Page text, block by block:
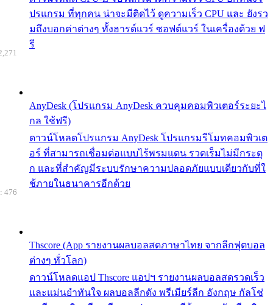
ปรแกรม ที่ทุกคน น่าจะมีติดไว้ ดูความเร็ว CPU และ ยังรว
มถึงบอกค่าต่างๆ ทั้งฮารด์แวร์ ซอฟต์แวร์ ในเครื่องด้วย ฟ
รี
AnyDesk (โปรแกรม AnyDesk ควบคุมคอมพิวเตอร์ระยะไ
กล ใช้ฟรี)
ดาวน์โหลดโปรแกรม AnyDesk โปรแกรมรีโมทคอมพิวเต
อร์ ที่สามารถเชื่อมต่อแบบไร้พรมแดน รวดเร็มไม่มีกระตุ
ก และที่สำคัญมีระบบรักษาความปลอดภัยแบบเดียวกับที่ใ
ช้ภายในธนาคารอีกด้วย
Thscore (App รายงานผลบอลสดภาษาไทย จากลีกฟุตบอล
ต่างๆ ทั่วโลก)
ดาวน์โหลดแอป Thscore แอปฯ รายงานผลบอลสดรวดเร็ว
และแม่นยำทันใจ ผลบอลลีกดัง พรีเมียร์ลีก อังกฤษ กัลโช่
476